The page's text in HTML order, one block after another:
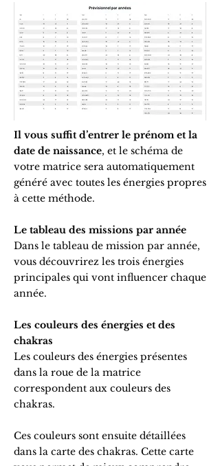
Il vous suffit d’entrer le prénom et la
date de naissance, et le schéma de
votre matrice sera automatiquement
généré avec toutes les énergies propres
à cette méthode.
Le tableau des missions par année
Dans le tableau de mission par année,
vous découvrirez les trois énergies
principales qui vont influencer chaque
année.
Les couleurs des énergies et des
chakras
Les couleurs des énergies présentes
dans la roue de la matrice
correspondent aux couleurs des
chakras.
Ces couleurs sont ensuite détaillées
dans la carte des chakras. Cette carte